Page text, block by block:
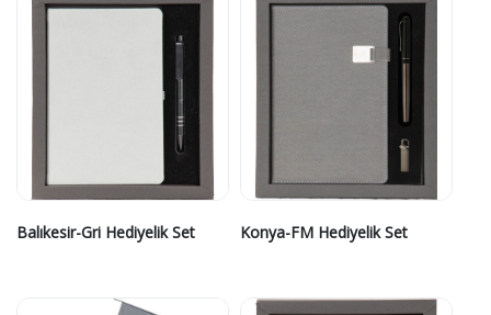
Balıkesir-Gri Hediyelik Set Konya-FM Hediyelik Set